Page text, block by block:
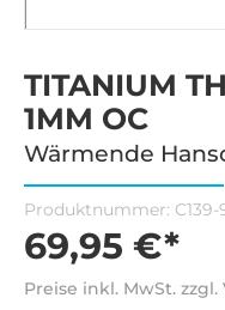
TITANIUM
1MM OC
Wärmende
Produktnummer:
69,95 €*
Preise inkl. MwSt.